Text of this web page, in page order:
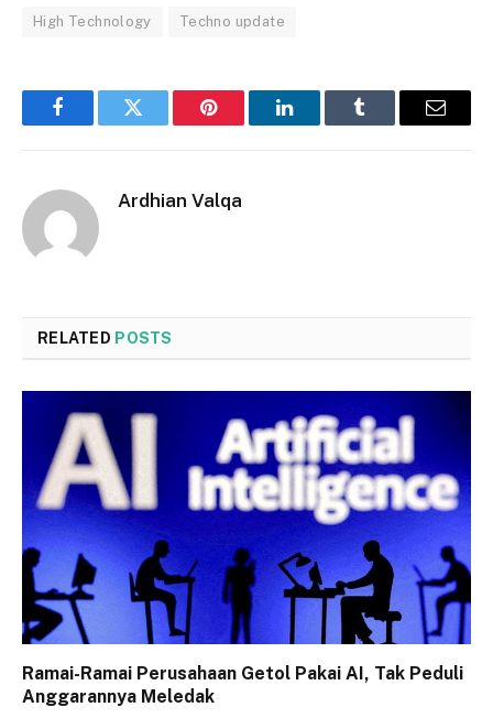
High Technology Techno update
FacebookTwitter Pinterest LinkedInTumblr Email
Ardhian Valqa
RELATED POSTS
Ramai-Ramai Perusahaan Getol Pakai AI, Tak Peduli
Anggarannya Meledak